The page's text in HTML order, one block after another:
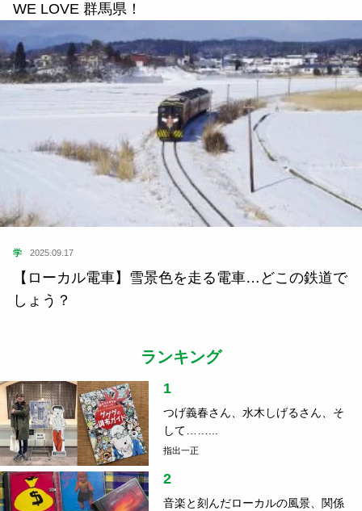
WE LOVE 群馬県！
学 2025.09.17
【ローカル電車】雪景色を走る電車…どこの鉄道で
しょう？
ランキング
1
つげ義春さん、水木しげるさん、そ
して……...
指出一正
2
音楽と刻んだローカルの風景、関係